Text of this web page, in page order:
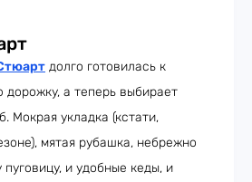
долго готовилась к
а теперь выбирает
Мокрая укладка (кстати,
мятая рубашка, небрежно
пуговицу, и удобные кеды, и